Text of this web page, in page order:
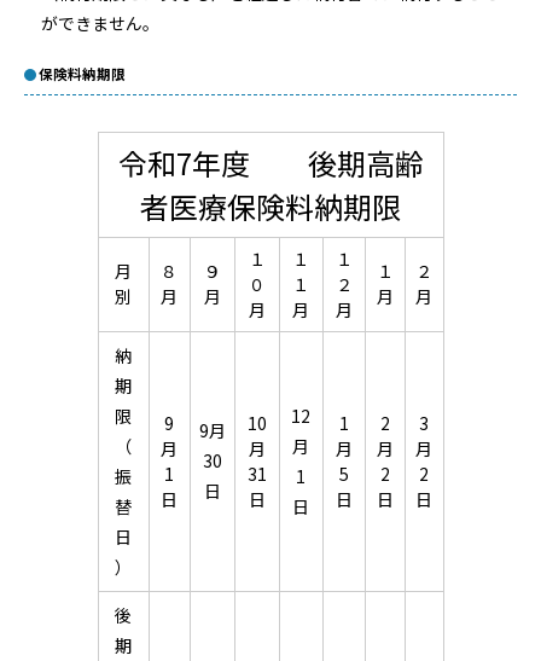
ができません。
保険料納期限
令和7年度 後期高齢
者医療保険料納期限
月
別
８
月
９
月
１
０
月
１
１
月
１
２
月
１
月
２
月
納
期
限
（
振
替
日
）
9
月
1
日
9月
30
日
10
月
31
日
12
月
1
日
1
月
5
日
2
月
2
日
3
月
2
日
後
期